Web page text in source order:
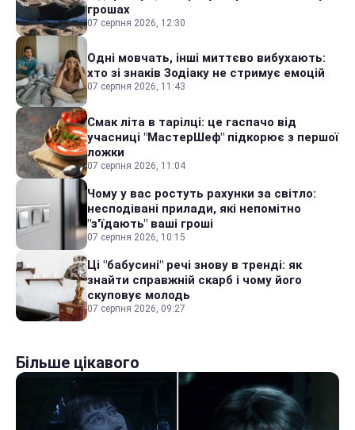
грошах
07 серпня 2026, 12:30
Одні мовчать, інші миттєво вибухають:
хто зі знаків Зодіаку не стримує емоцій
07 серпня 2026, 11:43
Смак літа в тарілці: це гаспачо від
учасниці "МастерШеф" підкорює з першої
ложки
07 серпня 2026, 11:04
Чому у вас ростуть рахунки за світло:
несподівані прилади, які непомітно
"з'їдають" ваші гроші
07 серпня 2026, 10:15
Ці "бабусині" речі знову в тренді: як
знайти справжній скарб і чому його
скуповує молодь
07 серпня 2026, 09:27
Більше цікавого